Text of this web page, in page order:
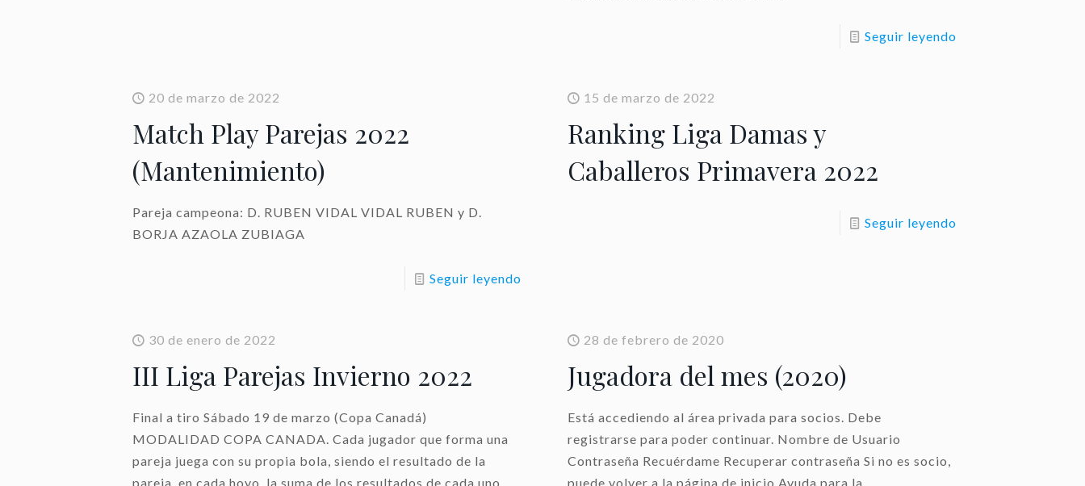
Seguir leyendo
20 de marzo de 2022
Match Play Parejas 2022
(Mantenimiento)
Pareja campeona: D. RUBEN VIDAL VIDAL RUBEN y D.
BORJA AZAOLA ZUBIAGA
Seguir leyendo
15 de marzo de 2022
Ranking Liga Damas y
Caballeros Primavera 2022
Seguir leyendo
30 de enero de 2022
III Liga Parejas Invierno 2022
Final a tiro Sábado 19 de marzo (Copa Canadá)
MODALIDAD COPA CANADA. Cada jugador que forma una
pareja juega con su propia bola, siendo el resultado de la
pareja, en cada hoyo, la suma de los resultados de cada uno
28 de febrero de 2020
Jugadora del mes (2020)
Está accediendo al área privada para socios. Debe
registrarse para poder continuar. Nombre de Usuario
Contraseña Recuérdame Recuperar contraseña Si no es socio,
puede volver a la página de inicio Ayuda para la